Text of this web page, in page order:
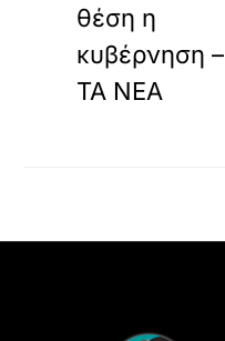
θέση η
κυβέρνηση –
ΤΑ ΝΕΑ